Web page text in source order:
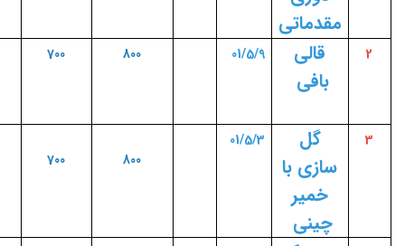
مقدماتی
2
قالی
بافی
01/5/9
800
700
3
گل
سازی با
خمیر
چینی
01/5/3
800
700